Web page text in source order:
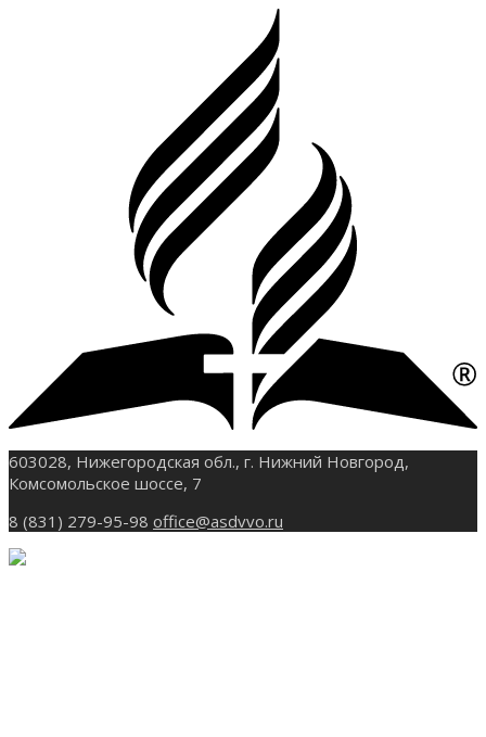
603028, Нижегородская обл., г. Нижний Новгород,
Комсомольское шоссе, 7
8 (831) 279-95-98 office@asdvvo.ru